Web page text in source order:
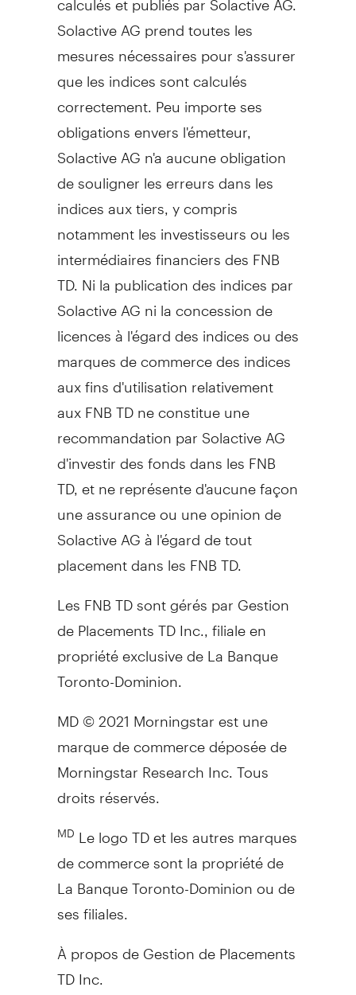
Solactive AG prend toutes les
mesures nécessaires pour s'assurer
que les indices sont calculés
correctement. Peu importe ses
obligations envers l'émetteur,
Solactive AG n'a aucune obligation
de souligner les erreurs dans les
indices aux tiers, y compris
notamment les investisseurs ou les
intermédiaires financiers des FNB
TD. Ni la publication des indices par
Solactive AG ni la concession de
licences à l'égard des indices ou des
marques de commerce des indices
aux fins d'utilisation relativement
aux FNB TD ne constitue une
recommandation par Solactive AG
d'investir des fonds dans les FNB
TD, et ne représente d'aucune façon
une assurance ou une opinion de
Solactive AG à l'égard de tout
placement dans les FNB TD.
Les FNB TD sont gérés par Gestion
de Placements TD Inc., filiale en
propriété exclusive de La Banque
Toronto-Dominion.
MD © 2021 Morningstar est une
marque de commerce déposée de
Morningstar Research Inc. Tous
droits réservés.
MD Le logo TD et les autres marques
de commerce sont la propriété de
La Banque Toronto-Dominion ou de
ses filiales.
À propos de Gestion de Placements
TD Inc.